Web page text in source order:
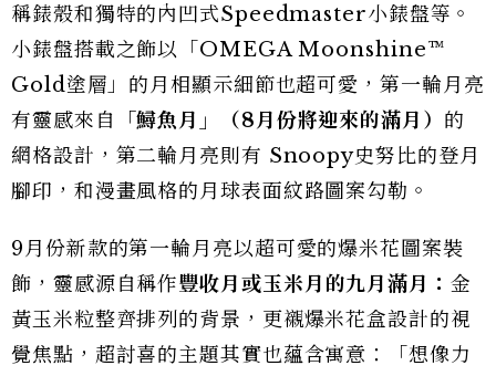
稱錶殼和獨特的內凹式Speedmaster小錶盤等。
小錶盤搭載之飾以「OMEGA Moonshine™
Gold塗層」的月相顯示細節也超可愛，第一輪月亮
有靈感來自
「鱘魚月」（8月份將迎來的滿月） 的
網格設計，第二輪月亮則有 Snoopy史努比的登月
腳印，和漫畫風格的月球表面紋路圖案勾勒。
9月份新款的第一輪月亮以超可愛的爆米花圖案裝
飾，靈感源自稱作豐收月或玉米月的九月滿月： 金
黃玉米粒整齊排列的背景，更襯爆米花盒設計的視
覺焦點，超討喜的主題其實也蘊含寓意：「想像力